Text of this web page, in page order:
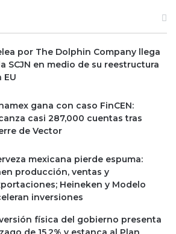
por The Dolphin Company llega
SCJN en medio de su reestructura
EU
gana con caso FinCEN:
casi 287,000 cuentas tras
de Vector
mexicana pierde espuma:
producción, ventas y
Heineken y Modelo
inversiones
física del gobierno presenta